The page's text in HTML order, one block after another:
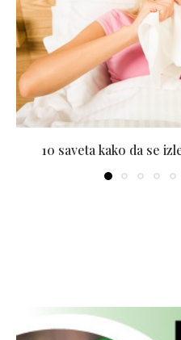
10 saveta kako da se